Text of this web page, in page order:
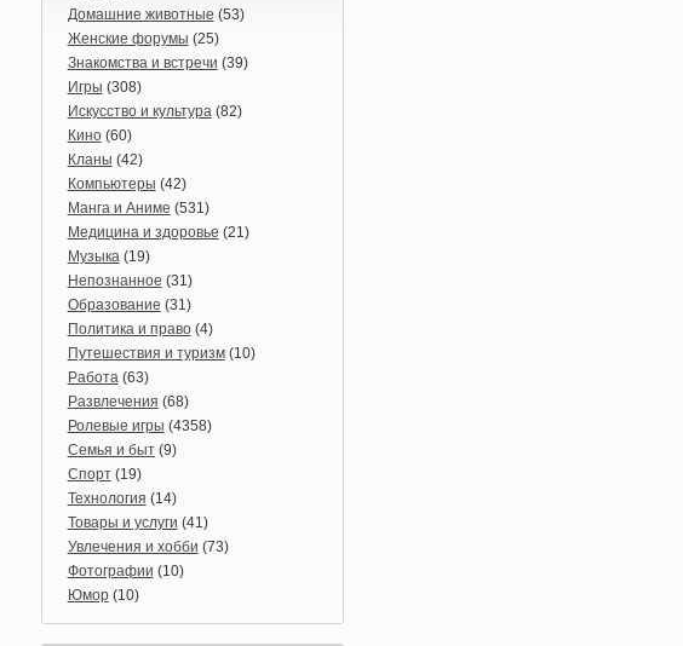
Домашние животные (53)
Женские форумы (25)
Знакомства и встречи (39)
Игры (308)
Искусство и культура(82)
Кино(60)
Кланы (42)
Компьютеры (42)
Манга и Аниме (531)
Медицина и здоровье (21)
Музыка(19)
Непознанное (31)
Образование (31)
Политика и право(4)
Путешествия и туризм(10)
Работа(63)
Развлечения (68)
Ролевые игры (4358)
Семья и быт(9)
Спорт(19)
Технология (14)
Товары и услуги (41)
Увлечения и хобби (73)
Фотографии (10)
Юмор(10)